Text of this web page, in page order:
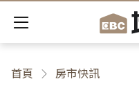
首頁 房市快訊